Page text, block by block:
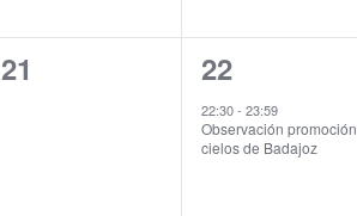
0
21
1
evento,
22
22:30-23:59
Observación promoción
cielos de Badajoz